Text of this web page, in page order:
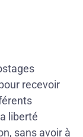
recevoir
liberté
sans avoir à